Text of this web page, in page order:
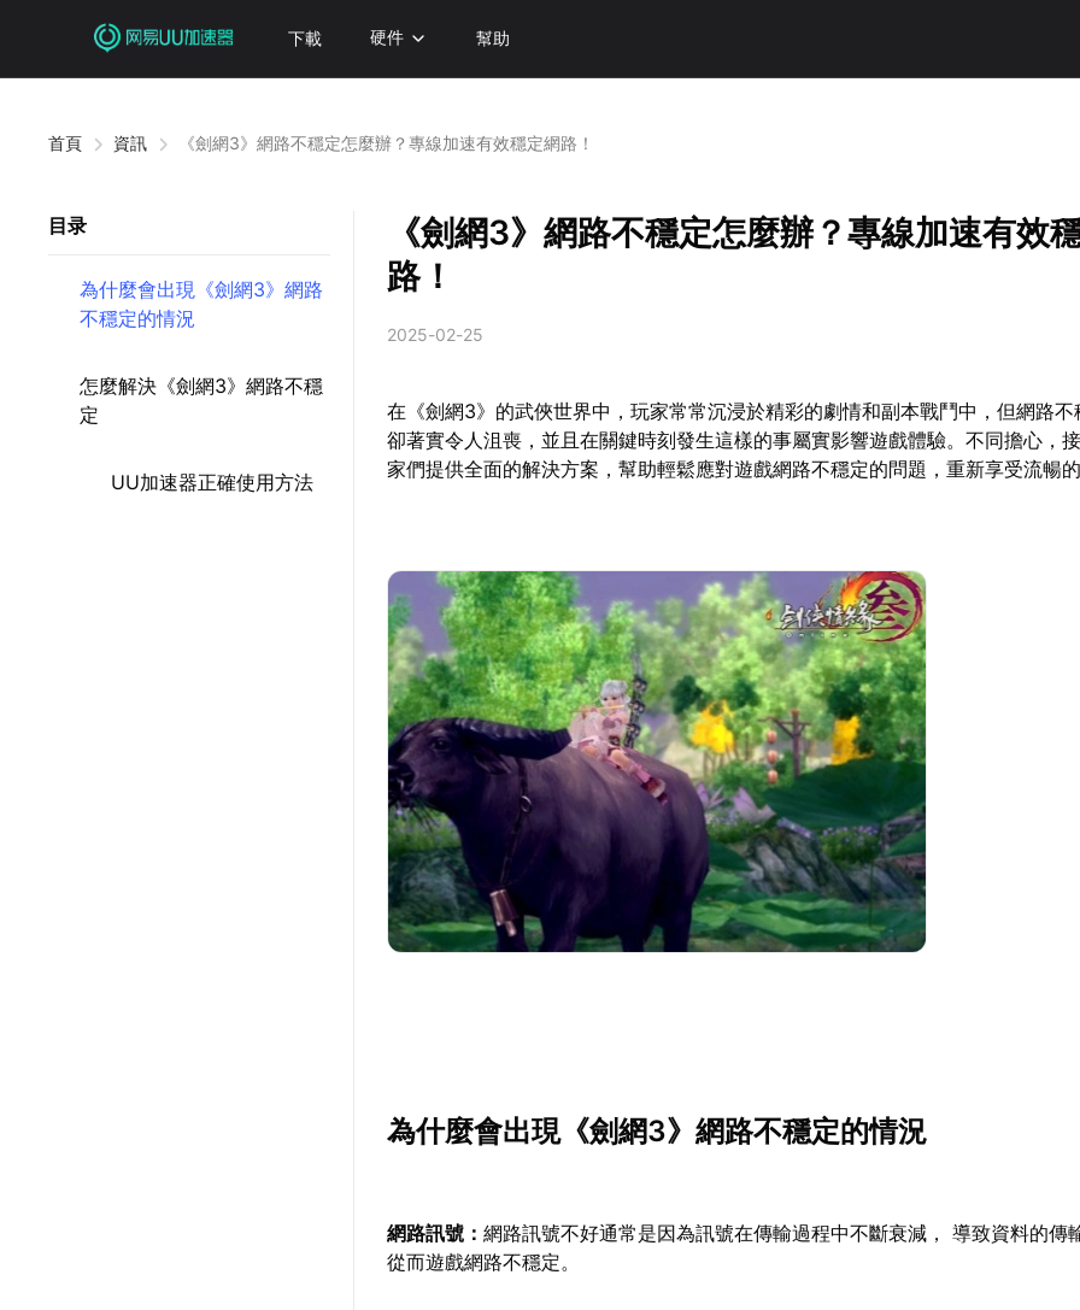
下載 硬件 幫助
首頁 資訊 《劍網3》網路不穩定怎麼辦？專線加速有效穩定網路！
目录
為什麼會出現《劍網3》網路
不穩定的情況
怎麼解決《劍網3》網路不穩
定
UU加速器正確使用方法
《劍網3》網路不穩定怎麼辦？專線加速有效
路！
2025-02-25
在《劍網3》的武俠世界中，玩家常常沉浸於精彩的劇情和副本戰鬥中，但網路
卻著實令人沮喪，並且在關鍵時刻發生這樣的事屬實影響遊戲體驗。不同擔心，
家們提供全面的解決方案，幫助輕鬆應對遊戲網路不穩定的問題，重新享受流暢
為什麼會出現《劍網3》網路不穩定的情況
網路訊號：網路訊號不好通常是因為訊號在傳輸過程中不斷衰減， 導致資料的傳
從而遊戲網路不穩定。